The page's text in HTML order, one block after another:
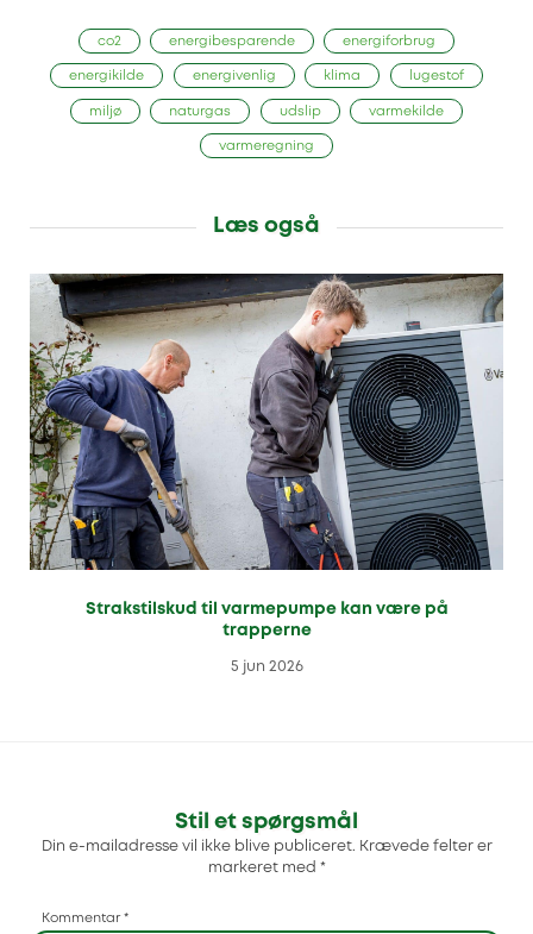
co2 energibesparende energiforbrug
energikilde energivenlig klima lugestof
miljø naturgas udslip varmekilde
varmeregning
Læs også
Strakstilskud til varmepumpe kan være på
trapperne
5 jun 2026
Stil et spørgsmål
Din e-mailadresse vil ikke blive publiceret. Krævede felter er
markeret med *
Kommentar *